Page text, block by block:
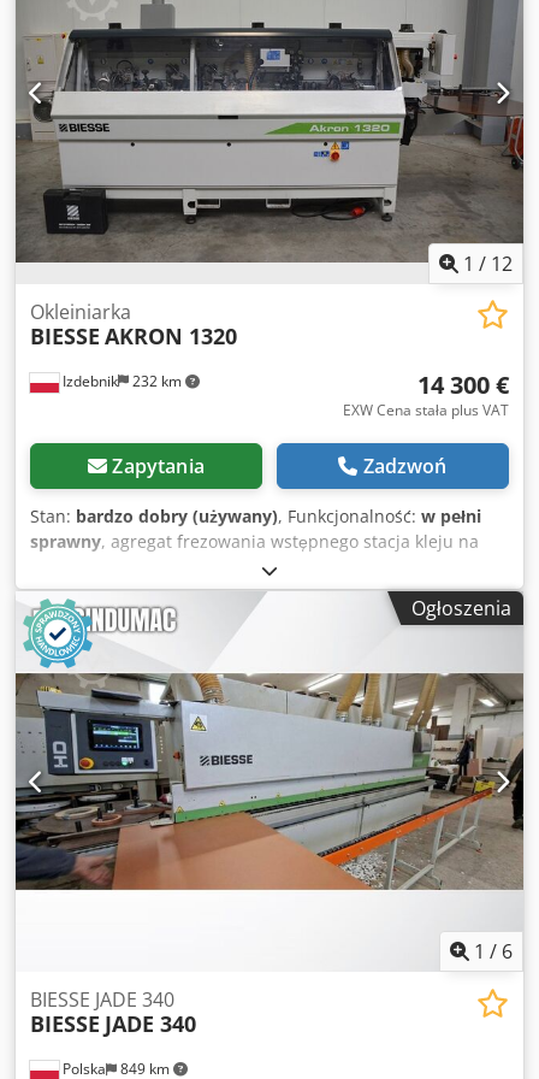
3130x1250 mm. 2 powierzchnie robocze, 4 strefy
mocowania. System Uniclamp w zestawie. Automatyczny
system centralnego smarowania. Całkowita moc 17 kW.
Oprogramowanie Biesse Works wraz z instrukcją obsługi.
Pompa Becker 110 m³/h, 2,4 kW. Dodatkowa próżnia do
prac z szablonami lub dodatkowych urządzeń mocujących.
Dobry stan. Dostępny od ręki z magazynu. Wymaga
napraw: uchwyty na posuwistym stole, obrót magazynu
ISO30 w głowicy.
1 / 12
Izdebnik 232 km
Okleiniarka
BIESSE AKRON 1320
14 300 €
EXW Cena stała plus VAT
Zapytania Zadzwoń
Stan: bardzo dobry (używany), Funkcjonalność: w pełni
sprawny, agregat frezowania wstępnego stacja kleju na
granulat maksymalna wyskość robocza 60 mm gilotyna
obcinająca obrzeże z rolki Codpfxszlc H Us Adtsha agregat
obcinający obrzeże precyzyjnie agregat frezujący naddatek
obrzeża z góry i z dołu formatki cyklina profilowa cyklina
płaska polerki długość maszyny 420 cm rok produkcji 2012
oznaczenie CE
Ogłoszenia
1 / 6
Polska 849 km
BIESSE JADE 340
BIESSE JADE 340